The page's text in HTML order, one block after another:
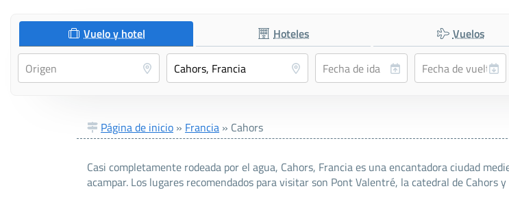
Vuelo y hotel Hoteles Vuelos
Página de inicio » Francia » Cahors
Casi completamente rodeada por el agua, Cahors, Francia es una encantadora ciudad
acampar. Los lugares recomendados para visitar son Pont Valentré, la catedral de Cahors